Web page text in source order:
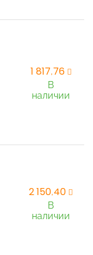
1 817,76
В
наличии
2 150,40
В
наличии